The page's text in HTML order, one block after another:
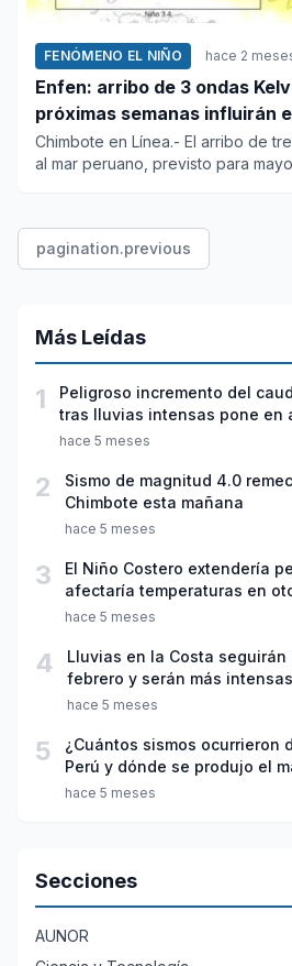
FENÓMENO EL NIÑO hace 2
Enfen: arribo de 3 ondas
próximas semanas influirán
Chimbote en Línea.- El arribo de
al mar peruano, previsto para
pagination.previous
Más Leídas
1
Peligroso incremento del
tras lluvias intensas pone en
hace 5 meses
2
Sismo de magnitud 4.0
Chimbote esta mañana
hace 5 meses
3
El Niño Costero extendería
afectaría temperaturas en
hace 5 meses
4
Lluvias en la Costa
febrero y serán más
hace 5 meses
5
¿Cuántos sismos ocurrieron
Perú y dónde se produjo el
hace 5 meses
Secciones
AUNOR